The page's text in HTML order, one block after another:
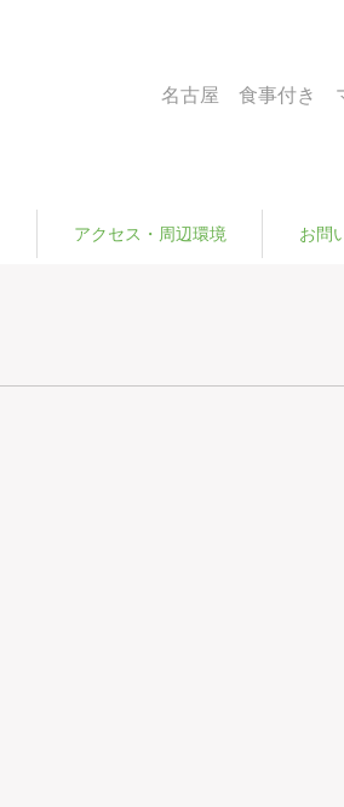
名古屋 食事付き
アクセス・周辺環境 お問